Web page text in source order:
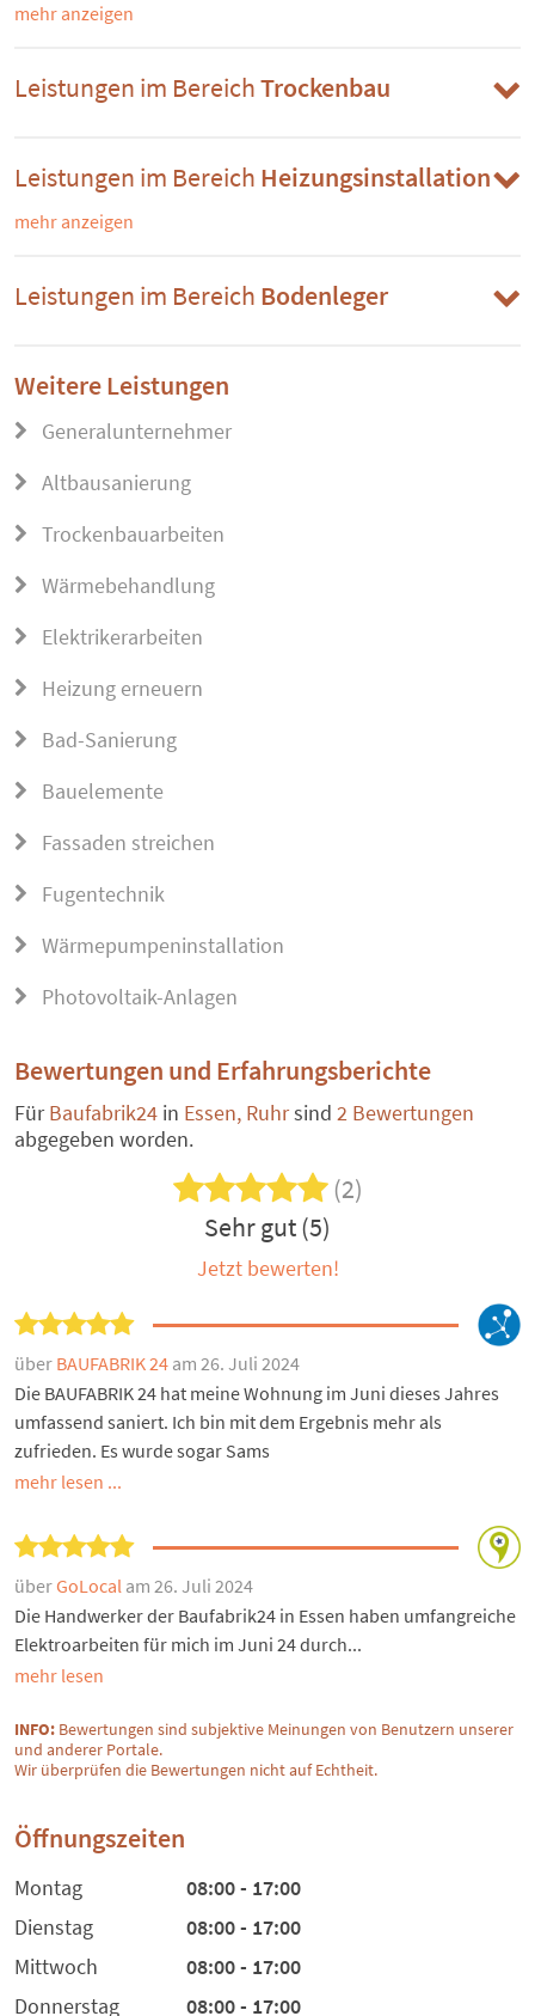
mehr anzeigen
Leistungen im BereichTrockenbau
Leistungen im Bereich Heizungsinstallation
mehr anzeigen
Leistungen im Bereich Bodenleger
Weitere Leistungen
Generalunternehmer
Altbausanierung
Trockenbauarbeiten
Wärmebehandlung
Elektrikerarbeiten
Heizung erneuern
Bad-Sanierung
Bauelemente
Fassaden streichen
Fugentechnik
Wärmepumpeninstallation
Photovoltaik-Anlagen
Bewertungen und Erfahrungsberichte
FürBaufabrik24 in Essen, Ruhrsind 2 Bewertungen
abgegeben worden.
(2)
Sehr gut (5)
Jetzt bewerten!
über BAUFABRIK 24 am 26. Juli 2024
Die BAUFABRIK 24 hat meine Wohnung im Juni dieses Jahres
umfassend saniert. Ich bin mit dem Ergebnis mehr als
zufrieden. Es wurde sogar Sams
mehr lesen ...
überGoLocal am 26. Juli 2024
Die Handwerker der Baufabrik24 in Essen haben umfangreiche
Elektroarbeiten für mich im Juni 24 durch...
mehr lesen
INFO: Bewertungen sind subjektive Meinungen von Benutzern unserer
und anderer Portale.
Wir überprüfen die Bewertungen nicht auf Echtheit.
Öffnungszeiten
Montag
08:00 - 17:00
Dienstag
08:00 - 17:00
Mittwoch
08:00 - 17:00
Donnerstag
08:00 - 17:00